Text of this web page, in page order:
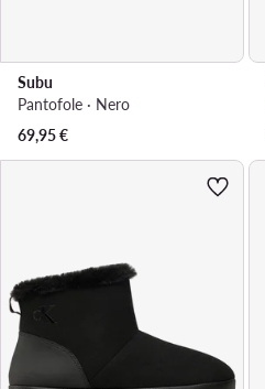
Subu
Pantofole · Nero
69,95€